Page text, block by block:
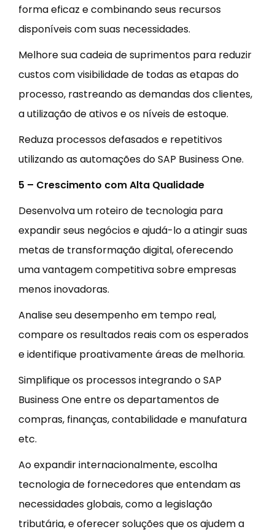
forma eficaz e combinando seus recursos
disponíveis com suas necessidades.
Melhore sua cadeia de suprimentos para reduzir
custos com visibilidade de todas as etapas do
processo, rastreando as demandas dos clientes,
a utilização de ativos e os níveis de estoque.
Reduza processos defasados e repetitivos
utilizando as automações do SAP Business One.
5 – Crescimento com Alta Qualidade
Desenvolva um roteiro de tecnologia para
expandir seus negócios e ajudá-lo a atingir suas
metas de transformação digital, oferecendo
uma vantagem competitiva sobre empresas
menos inovadoras.
Analise seu desempenho em tempo real,
compare os resultados reais com os esperados
e identifique proativamente áreas de melhoria.
Simplifique os processos integrando o SAP
Business One entre os departamentos de
compras, finanças, contabilidade e manufatura
etc.
Ao expandir internacionalmente, escolha
tecnologia de fornecedores que entendam as
necessidades globais, como a legislação
tributária, e oferecer soluções que os ajudem a